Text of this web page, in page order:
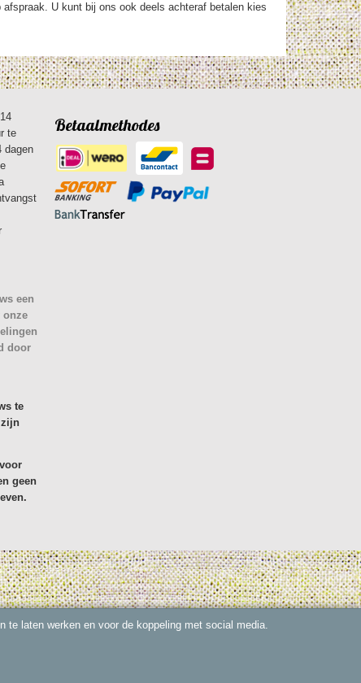
U kunt bij ons ook deels achteraf betalen kies
te
dagen
een
onze
door
te
zijn
geen
Betaalmethodes
te laten werken en voor de koppeling met social media.